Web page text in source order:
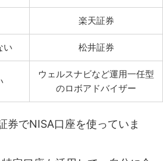
楽天証券
い 松井証券
ウェルスナビなど運用一任型
のロボアドバイザー
券でNISA口座を使っていま